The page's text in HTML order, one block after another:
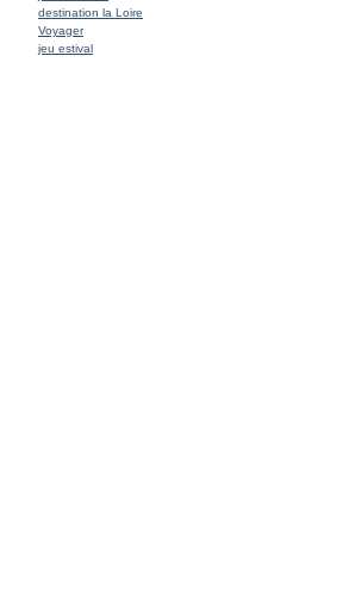
Janvier (25)
Février
(27)
destination la Loire
Voyager
jeu estival